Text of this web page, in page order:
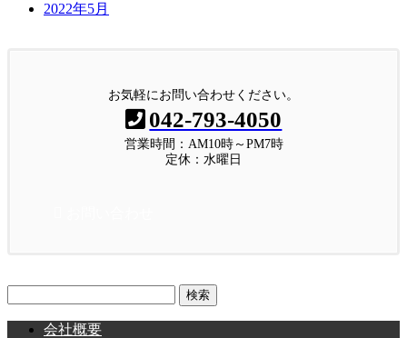
2022年5月
お気軽にお問い合わせください。
042-793-4050
営業時間：AM10時～PM7時
定休：水曜日
会社概要